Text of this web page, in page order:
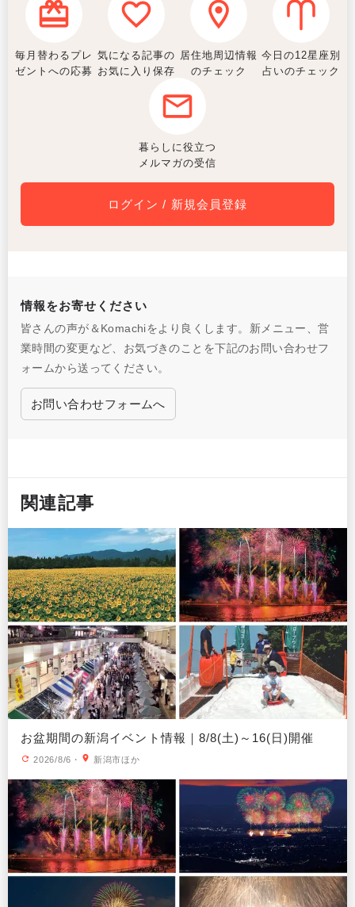
毎月替わるプレ
ゼントへの応募
気になる記事の
お気に入り保存
居住地周辺情報
のチェック
今日の12星座別
占いのチェック
暮らしに役立つ
メルマガの受信
ログイン / 新規会員登録
情報をお寄せください
皆さんの声が＆Komachiをより良くします。新メニュー、営
業時間の変更など、お気づきのことを下記のお問い合わせフ
ォームから送ってください。
お問い合わせフォームへ
関連記事
お盆期間の新潟イベント情報｜8/8(土)～16(日)開催
2026/8/6 ・ 新潟市ほか